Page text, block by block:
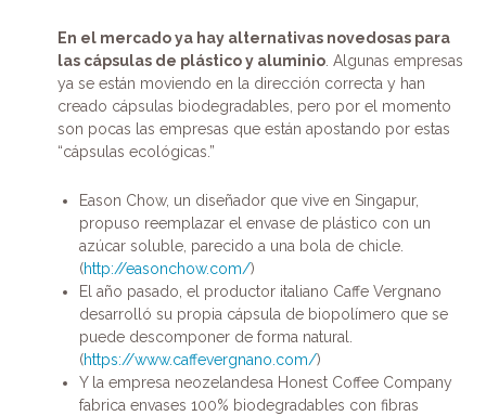
En el mercado ya hay alternativas novedosas para
las cápsulas de plástico y aluminio. Algunas empresas
ya se están moviendo en la dirección correcta y han
creado cápsulas biodegradables, pero por el momento
son pocas las empresas que están apostando por estas
“cápsulas ecológicas.”
Eason Chow, un diseñador que vive en Singapur,
propuso reemplazar el envase de plástico con un
azúcar soluble, parecido a una bola de chicle.
(http://easonchow.com/)
El año pasado, el productor italiano Caffe Vergnano
desarrolló su propia cápsula de biopolímero que se
puede descomponer de forma natural.
(https://www.caffevergnano.com/)
Y la empresa neozelandesa Honest Coffee Company
fabrica envases 100% biodegradables con fibras